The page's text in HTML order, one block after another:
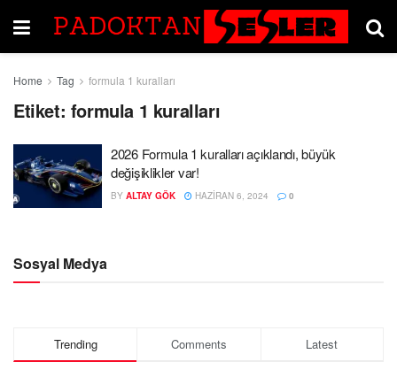
Home Tag formula 1 kuralları
Etiket: formula 1 kuralları
2026 Formula 1 kuralları açıklandı, büyük
değişiklikler var!
BY ALTAY GÖK HAZIRAN 6, 2024 0
Sosyal Medya
Trending Comments Latest